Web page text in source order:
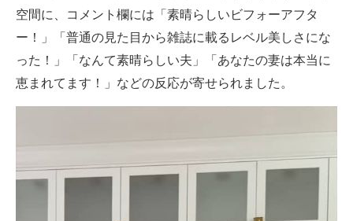
空間に、コメント欄には「素晴らしいビフォーアフタ
ー！」「普通の見た目から雑誌に載るレベル美しさにな
った！」「なんて素晴らしい夫」「あなたの妻は本当に
恵まれてます！」などの反応が寄せられました。